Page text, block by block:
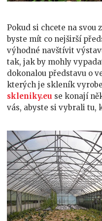
Pokud si chcete na
byste mít co nejširší
výhodné navštívit
tak, jak by mohly
dokonalou představu o
kterých je skleník
skleniky.eu se konají
vás, abyste si vybrali tu,